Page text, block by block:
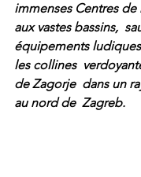
immenses Centres
aux vastes bassins,
équipements
les collines
de Zagorje  dans un
au nord de  Zagreb.